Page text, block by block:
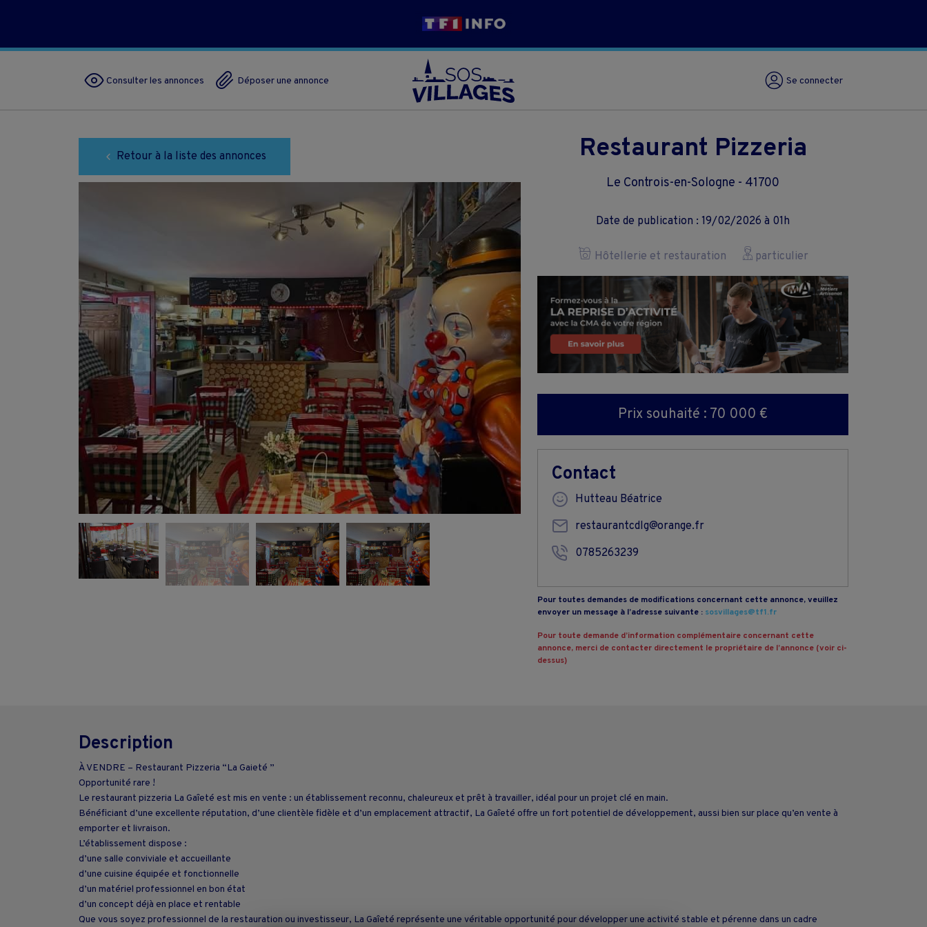
Consulter les annonces Déposer une annonce Se connecter
Retour à la liste des annonces Restaurant Pizzeria
Le Controis-en-Sologne - 41700
Date de publication : 19/02/2026 à 01h
Hôtellerie et restauration particulier
Prix souhaité : 70 000 €
Contact
Hutteau Béatrice
restaurantcdlg@orange.fr
0785263239
Pour toutes demandes de modifications concernant cette annonce, veuillez
envoyer un message à l’adresse suivante : sosvillages@tf1.fr
Pour toute demande d’information complémentaire concernant cette
annonce, merci de contacter directement le propriétaire de l’annonce (voir ci-
dessus)
Description
À VENDRE – Restaurant Pizzeria “La Gaieté ”
Opportunité rare !
Le restaurant pizzeria La Gaîeté est mis en vente : un établissement reconnu, chaleureux et prêt à travailler, idéal pour un projet clé en main.
Bénéficiant d’une excellente réputation, d’une clientèle fidèle et d’un emplacement attractif, La Gaîeté offre un fort potentiel de développement, aussi bien sur place qu’en vente à
emporter et livraison.
L’établissement dispose :
d’une salle conviviale et accueillante
d’une cuisine équipée et fonctionnelle
d’un matériel professionnel en bon état
d’un concept déjà en place et rentable
Que vous soyez professionnel de la restauration ou investisseur, La Gaîeté représente une véritable opportunité pour développer une activité stable et pérenne dans un cadre